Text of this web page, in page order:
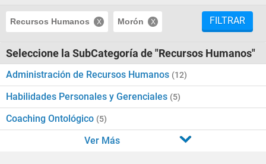
Recursos Humanos Morón FILTRAR
Seleccione la SubCategoría de "Recursos Humanos"
Administración de Recursos Humanos (12)
Habilidades Personales y Gerenciales (5)
Coaching Ontológico (5)
Ver Más